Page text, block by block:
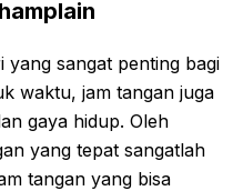
yang sangat penting bagi
waktu, jam tangan juga
gaya hidup. Oleh
yang tepat sangatlah
tangan yang bisa